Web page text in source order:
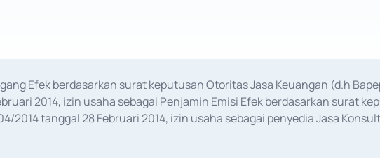
Efek berdasarkan surat keputusan Otoritas Jasa Keuangan (d.h
2014, izin usaha sebagai Penjamin Emisi Efek berdasarkan surat
2014 tanggal 28 Februari 2014, izin usaha sebagai penyedia Jasa